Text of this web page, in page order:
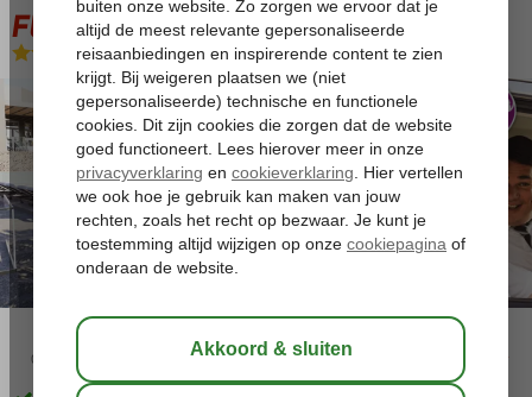
Fly & Go Galaxy Suites Boutique Resort
Logies en ontbijt-Appartement
03:30